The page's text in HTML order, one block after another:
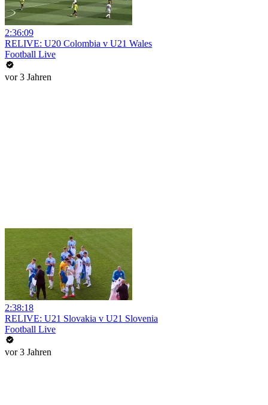
2:36:09
RELIVE: U20 Colombia v U21 Wales
Football Live
vor 3 Jahren
2:38:18
RELIVE: U21 Slovakia v U21 Slovenia
Football Live
vor 3 Jahren